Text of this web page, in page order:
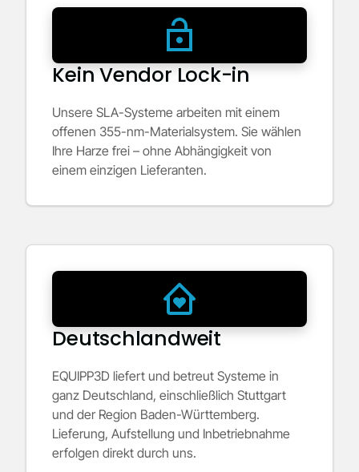
Kein Vendor Lock-in
Unsere SLA-Systeme arbeiten mit einem
offenen 355-nm-Materialsystem. Sie wählen
Ihre Harze frei – ohne Abhängigkeit von
einem einzigen Lieferanten.
Deutschlandweit
EQUIPP3D liefert und betreut Systeme in
ganz Deutschland, einschließlich Stuttgart
und der Region Baden-Württemberg.
Lieferung, Aufstellung und Inbetriebnahme
erfolgen direkt durch uns.